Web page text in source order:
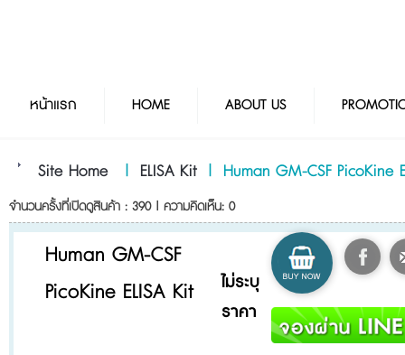
หน้าแรก HOME ABOUT US
Site Home | ELISA Kit | Human GM-CSF PicoKine
จำนวนครั้งที่เปิดดูสินค้า : 390 | ความคิดเห็น: 0
Human GM-CSF
PicoKine ELISA Kit
ไม่ระบุ
ราคา